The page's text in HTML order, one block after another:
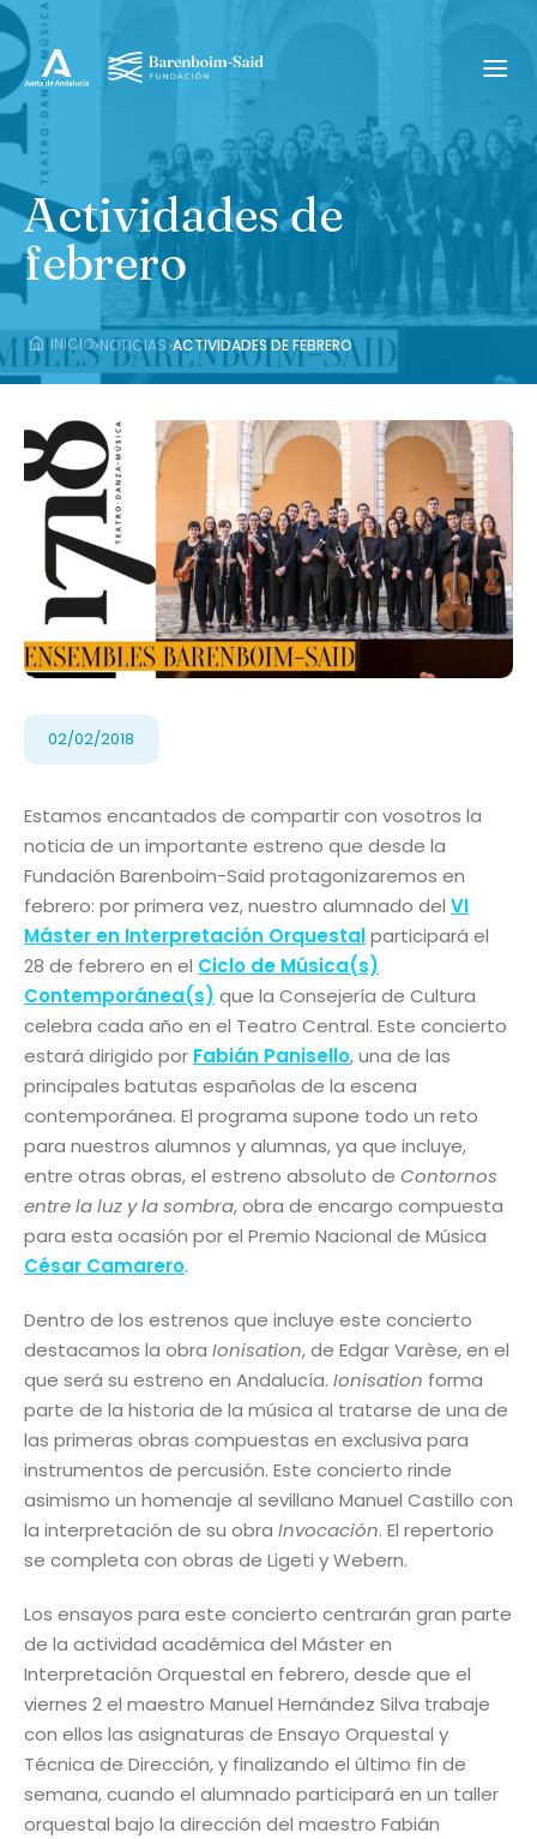
Actividades de
febrero
INICIO›NOTICIAS›ACTIVIDADES DE FEBRERO
02/02/2018
Estamos encantados de compartir con vosotros la
noticia de un importante estreno que desde la
Fundación Barenboim-Said protagonizaremos en
febrero: por primera vez, nuestro alumnado del VI
Máster en Interpretación Orquestalparticipará el
28 de febrero en el Ciclo de Música(s)
Contemporánea(s) que la Consejería de Cultura
celebra cada año en el Teatro Central. Este concierto
estará dirigido por Fabián Panisello, una de las
principales batutas españolas de la escena
contemporánea. El programa supone todo un reto
para nuestros alumnos y alumnas, ya que incluye,
entre otras obras, el estreno absoluto de Contornos
entre la luz y la sombra, obra de encargo compuesta
para esta ocasión por el Premio Nacional de Música
César Camarero.
Dentro de los estrenos que incluye este concierto
destacamos la obra Ionisation, de Edgar Varèse, en el
que será su estreno en Andalucía. Ionisation forma
parte de la historia de la música al tratarse de una de
las primeras obras compuestas en exclusiva para
instrumentos de percusión. Este concierto rinde
asimismo un homenaje al sevillano Manuel Castillo con
la interpretación de su obra Invocación. El repertorio
se completa con obras de Ligeti y Webern.
Los ensayos para este concierto centrarán gran parte
de la actividad académica del Máster en
Interpretación Orquestal en febrero, desde que el
viernes 2 el maestro Manuel Hernández Silva trabaje
con ellos las asignaturas de Ensayo Orquestal y
Técnica de Dirección, y finalizando el último fin de
semana, cuando el alumnado participará en un taller
orquestal bajo la dirección del maestro Fabián